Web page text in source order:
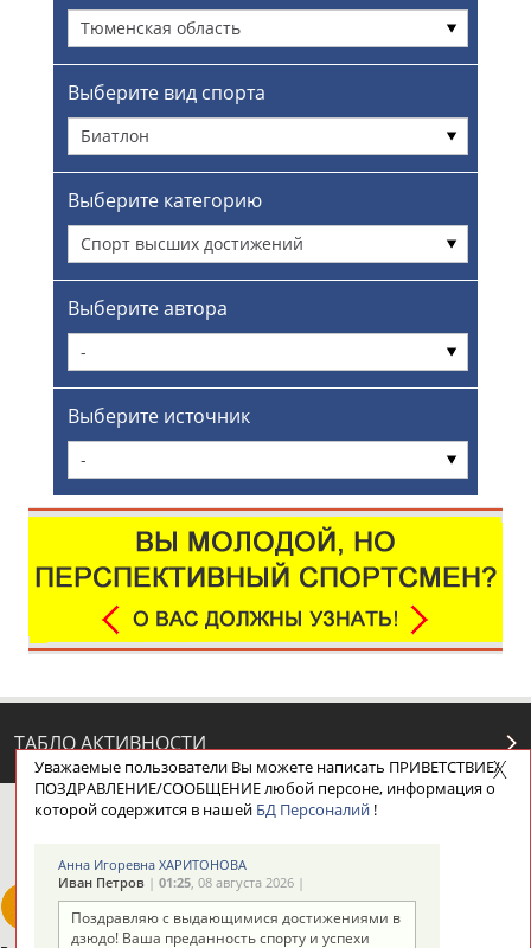
Тюменская область
Выберите вид спорта
Биатлон
Выберите категорию
Спорт высших достижений
Выберите автора
-
Выберите источник
-
ТАБЛО АКТИВНОСТИ
ЦЕЛИ ПРОЕКТА НАШИ КНОПКИ
Уважаемые пользователи Вы можете написать ПРИВЕТСТВИЕ/
ПОЗДРАВЛЕНИЕ/СООБЩЕНИЕ любой персоне, информация о
которой содержится в нашей БД Персоналий!
Анна Игоревна ХАРИТОНОВА
Иван Петров| 01:25, 08 августа 2026 |
Поздравляю с выдающимися достижениями в
дзюдо! Ваша преданность спорту и успехи